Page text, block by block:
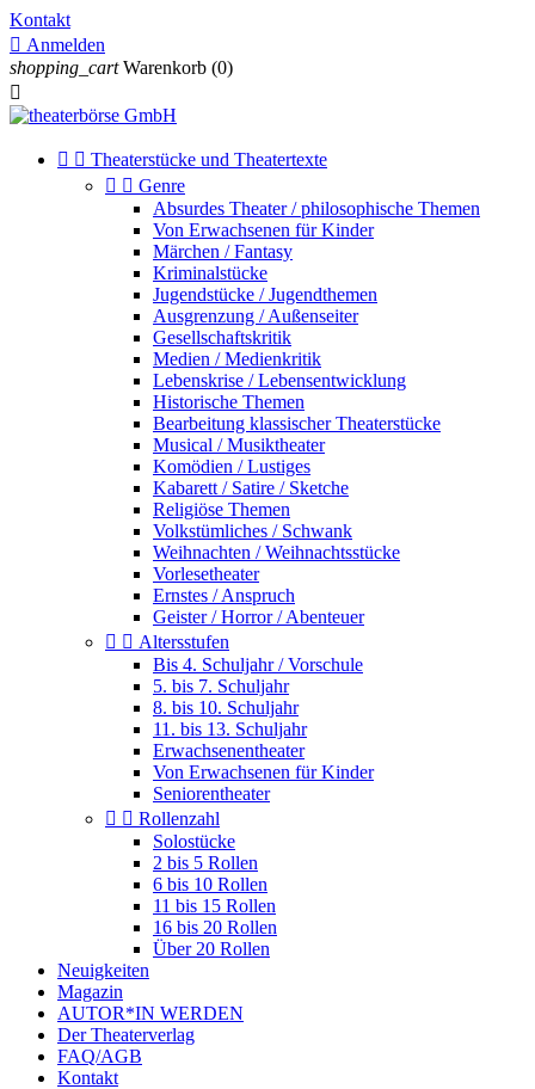
Kontakt
 Anmelden
shopping_cart Warenkorb (0)

  Theaterstücke und Theatertexte
  Genre
Absurdes Theater / philosophische Themen
Von Erwachsenen für Kinder
Märchen / Fantasy
Kriminalstücke
Jugendstücke / Jugendthemen
Ausgrenzung / Außenseiter
Gesellschaftskritik
Medien / Medienkritik
Lebenskrise / Lebensentwicklung
Historische Themen
Bearbeitung klassischer Theaterstücke
Musical / Musiktheater
Komödien / Lustiges
Kabarett / Satire / Sketche
Religiöse Themen
Volkstümliches / Schwank
Weihnachten / Weihnachtsstücke
Vorlesetheater
Ernstes / Anspruch
Geister / Horror / Abenteuer
  Altersstufen
Bis 4. Schuljahr / Vorschule
5. bis 7. Schuljahr
8. bis 10. Schuljahr
11. bis 13. Schuljahr
Erwachsenentheater
Von Erwachsenen für Kinder
Seniorentheater
  Rollenzahl
Solostücke
2 bis 5 Rollen
6 bis 10 Rollen
11 bis 15 Rollen
16 bis 20 Rollen
Über 20 Rollen
Neuigkeiten
Magazin
AUTOR*IN WERDEN
Der Theaterverlag
FAQ/AGB
Kontakt